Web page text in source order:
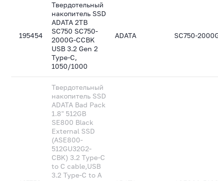
195454
Твердотельный
накопитель SSD
ADATA 2TB
SC750 SC750-
2000G-CCBK
USB 3.2 Gen 2
Type-C,
1050/1000
ADATA SC750-
Твердотельный
накопитель SSD
ADATA Bad Pack
1.8" 512GB
SE800 Black
External SSD
(ASE800-
512GU32G2-
CBK) 3.2 Type-C
to C cable,USB
3.2 Type-C to A